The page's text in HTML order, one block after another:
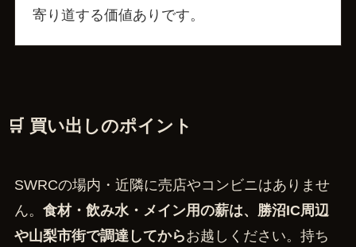
寄り道する価値ありです。
🛒 買い出しのポイント
SWRCの場内・近隣に売店やコンビニはありませ
ん。 食材・飲み水・メイン用の薪は、勝沼IC周辺
や山梨市街で調達してからお越しください。持ち